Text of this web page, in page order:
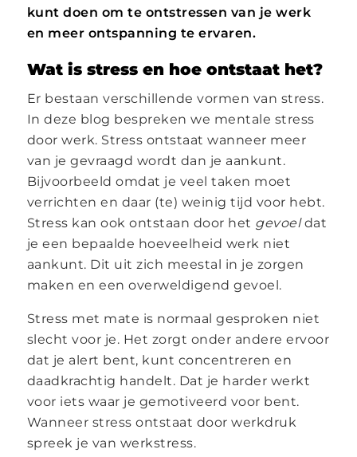
kunt doen om te ontstressen van je werk
en meer ontspanning te ervaren.
Wat is stress en hoe ontstaat het?
Er bestaan verschillende vormen van stress.
In deze blog bespreken we mentale stress
door werk. Stress ontstaat wanneer meer
van je gevraagd wordt dan je aankunt.
Bijvoorbeeld omdat je veel taken moet
verrichten en daar (te) weinig tijd voor hebt.
Stress kan ook ontstaan door het gevoeldat
je een bepaalde hoeveelheid werk niet
aankunt. Dit uit zich meestal in je zorgen
maken en een overweldigend gevoel.
Stress met mate is normaal gesproken niet
slecht voor je. Het zorgt onder andere ervoor
dat je alert bent, kunt concentreren en
daadkrachtig handelt. Dat je harder werkt
voor iets waar je gemotiveerd voor bent.
Wanneer stress ontstaat door werkdruk
spreek je van werkstress.